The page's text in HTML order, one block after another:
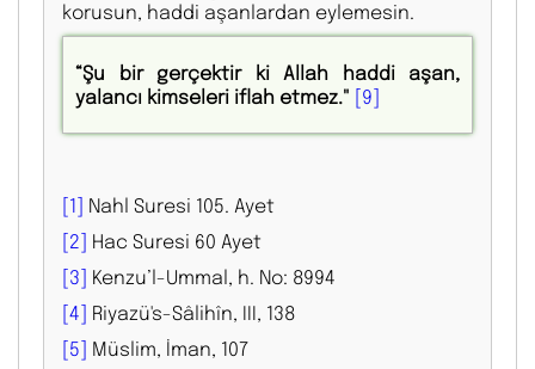
korusun, haddi aşanlardan eylemesin.
“Şu bir gerçektir ki Allah haddi aşan,
yalancı kimseleri iflah etmez." [9]
[1] Nahl Suresi 105. Ayet
[2] Hac Suresi 60 Ayet
[3] Kenzu’l-Ummal, h. No: 8994
[4] Riyazü's-Sâlihîn, III, 138
[5] Müslim, İman, 107